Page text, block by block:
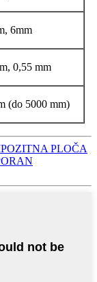
6mm
0,55 mm
(do 5000 mm)
PLOČA